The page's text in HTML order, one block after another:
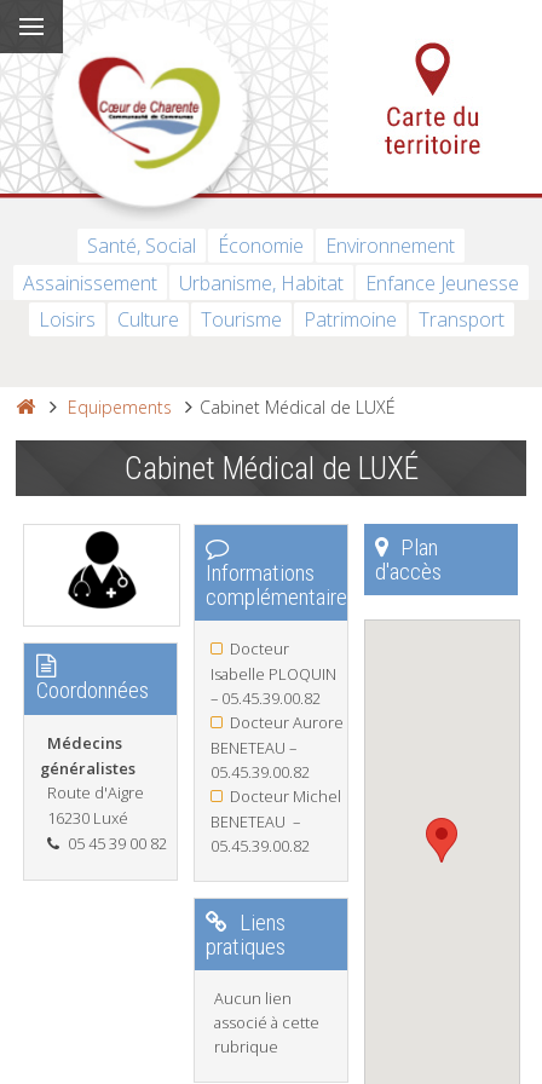
Santé, Social Économie
Environnement
Assainissement
Urbanisme, Habitat
Enfance Jeunesse
Loisirs
Culture Tourisme Patrimoine Transport
Equipements Cabinet Médical de LUXÉ
Cabinet Médical de LUXÉ
Coordonnées
Médecins
généralistes
Route d'Aigre
16230 Luxé
05 45 39 00 82
Informations
complémentaires
Docteur
Isabelle PLOQUIN
– 05.45.39.00.82
Docteur Aurore
BENETEAU –
05.45.39.00.82
Docteur Michel
BENETEAU –
05.45.39.00.82
Liens
pratiques
Aucun lien
associé à cette
rubrique
Plan
d'accès